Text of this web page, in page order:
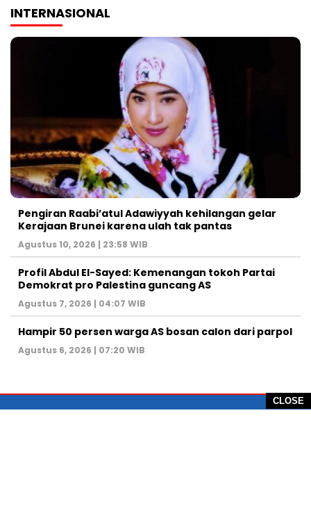
CLOSE
INTERNASIONAL
Pengiran Raabi’atul Adawiyyah kehilangan gelar
Kerajaan Brunei karena ulah tak pantas
Agustus 10, 2026 | 23:58 WIB
Profil Abdul El-Sayed: Kemenangan tokoh Partai
Demokrat pro Palestina guncang AS
Agustus 7, 2026 | 04:07 WIB
Hampir 50 persen warga AS bosan calon dari parpol
Agustus 6, 2026 | 07:20 WIB